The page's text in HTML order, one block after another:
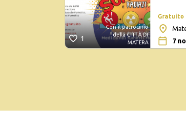
1
Con il patrocinio
della CITTÀ DI
MATERA
Gratuito
7